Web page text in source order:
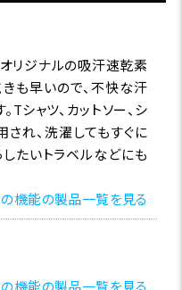
オリジナルの吸汗速乾素
も早いので、不快な汗
Tシャツ、カットソー、シ
され、洗濯してもすぐに
たいトラベルなどにも
の機能の製品一覧を見る